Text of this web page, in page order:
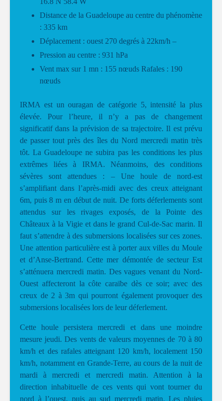
Distance de la Guadeloupe au centre du phénomène
: 335 km
Déplacement : ouest 270 degrés à 22km/h –
Pression au centre : 931 hPa
Vent max sur 1 mn : 155 nœuds Rafales : 190
nœuds
IRMA est un ouragan de catégorie 5, intensité la plus
élevée. Pour l’heure, il n’y a pas de changement
significatif dans la prévision de sa trajectoire. Il est prévu
de passer tout près des îles du Nord mercredi matin très
tôt. La Guadeloupe ne subira pas les conditions les plus
extrêmes liées à IRMA. Néanmoins, des conditions
sévères sont attendues : – Une houle de nord-est
s’amplifiant dans l’après-midi avec des creux atteignant
6m, puis 8 m en début de nuit. De forts déferlements sont
attendus sur les rivages exposés, de la Pointe des
Châteaux à la Vigie et dans le grand Cul-de-Sac marin. Il
faut s’attendre à des submersions localisées sur ces zones.
Une attention particulière est à porter aux villes du Moule
et d’Anse-Bertrand. Cette mer démontée de secteur Est
s’atténuera mercredi matin. Des vagues venant du Nord-
Ouest affecteront la côte caraïbe dès ce soir; avec des
creux de 2 à 3m qui pourront également provoquer des
submersions localisées lors de leur déferlement.
Cette houle persistera mercredi et dans une moindre
mesure jeudi. Des vents de valeurs moyennes de 70 à 80
km/h et des rafales atteignant 120 km/h, localement 150
km/h, notamment en Grande-Terre, au cours de la nuit de
mardi à mercredi et mercredi matin. Attention à la
direction inhabituelle de ces vents qui vont tourner du
nord à l’ouest, puis au sud mercredi matin. Les pluies